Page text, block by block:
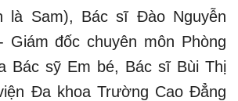
là Sam), Bác sĩ Đào Nguyễn
Giám đốc chuyên môn Phòng
Bác sỹ Em bé, Bác sĩ Bùi Thị
Đa khoa Trường Cao Đẳng